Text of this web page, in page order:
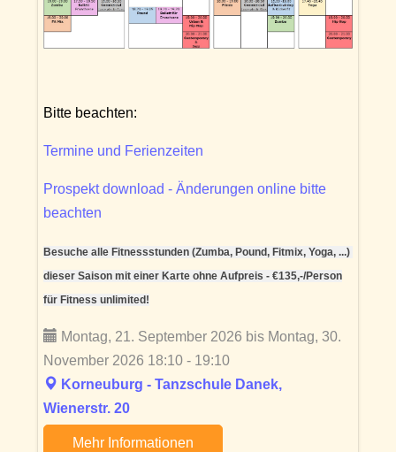
Bitte beachten:
Termine und Ferienzeiten
Prospekt download - Änderungen online bitte
beachten
Besuche alle Fitnessstunden (Zumba, Pound, Fitmix, Yoga, ...)
dieser Saison mit einer Karte ohne Aufpreis - €135,-/Person
für Fitness unlimited!
Montag, 21. September 2026 bis Montag, 30.
November 2026 18:10 - 19:10
Korneuburg - Tanzschule Danek,
Wienerstr. 20
Mehr Informationen